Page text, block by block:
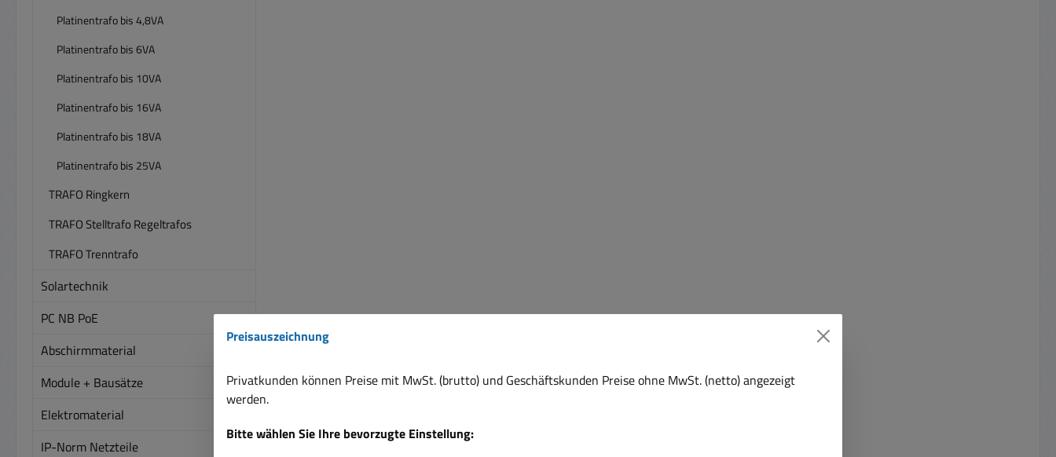
Platinentrafo bis 4,8VA
Platinentrafo bis 6VA
Platinentrafo bis 10VA
Platinentrafo bis 16VA
Platinentrafo bis 18VA
Platinentrafo bis 25VA
TRAFO Ringkern
TRAFO Stelltrafo Regeltrafos
TRAFO Trenntrafo
Solartechnik
PC NB PoE
Abschirmmaterial
Module + Bausätze
Elektromaterial
IP-Norm Netzteile
Preisauszeichnung
Privatkunden können Preise mit MwSt. (brutto) und Geschäftskunden Preise ohne MwSt. (netto) angezeigt
werden.
Bitte wählen Sie Ihre bevorzugte Einstellung: